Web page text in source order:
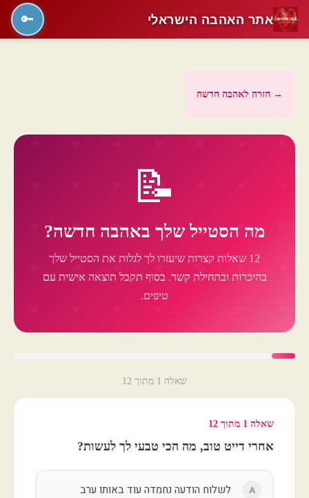
→ חזרה לאהבה חדשה
📝
מה הסטייל שלך באהבה חדשה?
12 שאלות קצרות שיעזרו לך לגלות את הסטייל שלך
בהיכרות ובתחילת קשר. בסוף תקבל תוצאה אישית עם
טיפים.
שאלה 1 מתוך 12
שאלה 1 מתוך 12
אחרי דייט טוב, מה הכי טבעי לך לעשות?
A
אתר האהבה הישראלי 🔑